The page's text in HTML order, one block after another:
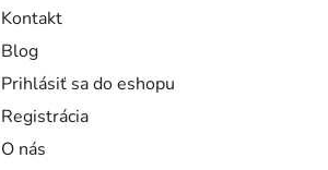
Kontakt
Blog
Prihlásiť sa do eshopu
Registrácia
O nás